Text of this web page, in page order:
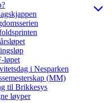
løpet
i Nesparken
(MM)
til Brikkesys
løyper